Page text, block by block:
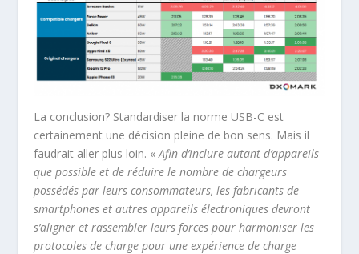
La conclusion? Standardiser la norme USB-C est
certainement une décision pleine de bon sens. Mais il
faudrait aller plus loin. «Afin d’inclure autant d’appareils
que possible et de réduire le nombre de chargeurs
possédés par leurs consommateurs, les fabricants de
smartphones et autres appareils électroniques devront
s’aligner et rassembler leurs forces pour harmoniser les
protocoles de charge pour une expérience de charge